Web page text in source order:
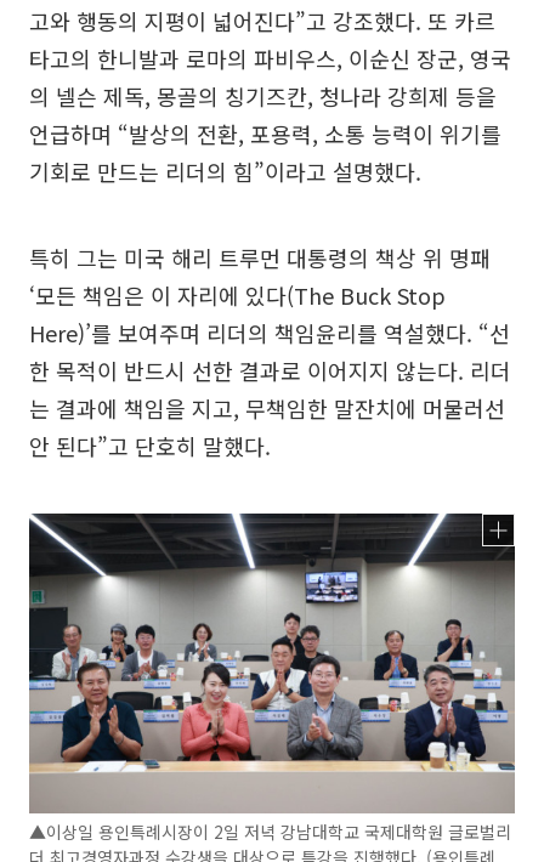
고와 행동의 지평이 넓어진다”고 강조했다. 또 카르
타고의 한니발과 로마의 파비우스, 이순신 장군, 영국
의 넬슨 제독, 몽골의 칭기즈칸, 청나라 강희제 등을
언급하며 “발상의 전환, 포용력, 소통 능력이 위기를
기회로 만드는 리더의 힘”이라고 설명했다.
특히 그는 미국 해리 트루먼 대통령의 책상 위 명패
‘모든 책임은 이 자리에 있다(The Buck Stop
Here)’를 보여주며 리더의 책임윤리를 역설했다. “선
한 목적이 반드시 선한 결과로 이어지지 않는다. 리더
는 결과에 책임을 지고, 무책임한 말잔치에 머물러선
안 된다”고 단호히 말했다.
▲이상일 용인특례시장이 2일 저녁 강남대학교 국제대학원 글로벌리